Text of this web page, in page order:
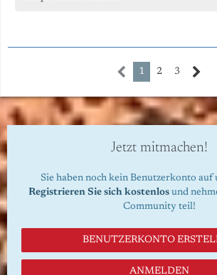
1 2 3
Jetzt mitmachen!
Sie haben noch kein Benutzerkonto auf
Registrieren Sie sich kostenlosund
Community teil!
BENUTZERKONTO
ANMELDEN